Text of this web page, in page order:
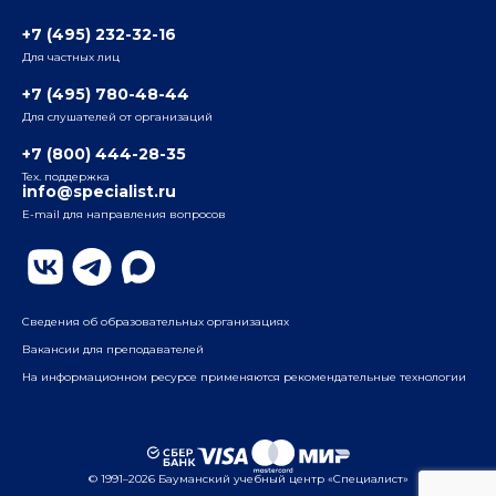
Радио
ул. Радио, д.24, корпус 1, 2-й подъезд, 2-й этаж
ул. Воронцовская, д. 35Б, корп.2, 5-й этаж
Бауманский
ул. Бауманская, д. 6, стр. 2, бизнес-центр «Виктория
Плаза», 4-й этаж
+7 (495) 232-32-16
Для частных лиц
+7 (495) 780-48-44
Для слушателей от организаций
+7 (800) 444-28-35
Тех. поддержка
info@specialist.ru
E-mail для направления вопросов
Сведения об образовательных организациях
Вакансии для преподавателей
На информационном ресурсе применяются рекомендательные технологии
© 1991–2026 Бауманский учебный центр «Специалист»